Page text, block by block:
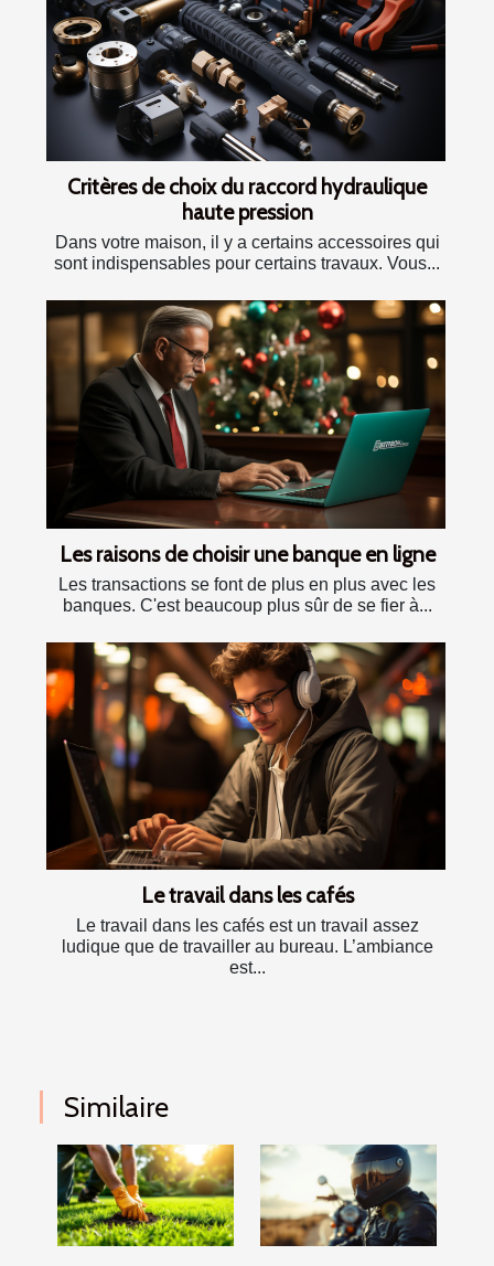
Critères de choix du raccord hydraulique
haute pression
Dans votre maison, il y a certains accessoires qui
sont indispensables pour certains travaux. Vous...
Les raisons de choisir une banque en ligne
Les transactions se font de plus en plus avec les
banques. C'est beaucoup plus sûr de se fier à...
Le travail dans les cafés
Le travail dans les cafés est un travail assez
ludique que de travailler au bureau. L’ambiance
est...
Similaire